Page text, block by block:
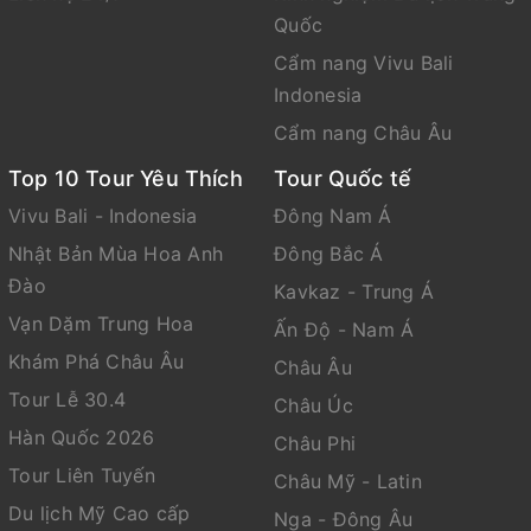
Trẻ em dưới 14 tuổi đi cùng bố mẹ phải mang theo
giấy khai sinh, nếu không đi cùng bố mẹ phải có
giấy ủy quyền do phường, xã cấp và phải có dấu
Hiện nay Trung Quốc có nhiều điểm thăm quan số
lượng có hạn, đặc biệt là Cố Cung. Nếu không thể
lấy vé Cố Cung thì sẽ thay bằng Cung Vương Phủ
YÊU CẦU KHÁCH ĐỔI HỘ CHIẾU MỚI
Ký sai vị trí hộ chiếu
Hộ chiếu không còn đủ hạn 6 tháng tính đến ngày
kết thúc tour
Quốc
Cẩm nang Vivu Bali
Indonesia
Cẩm nang Châu Âu
Top 10 Tour Yêu Thích
Vivu Bali - Indonesia
Nhật Bản Mùa Hoa Anh
Đào
Vạn Dặm Trung Hoa
Khám Phá Châu Âu
Tour Lễ 30.4
Hàn Quốc 2026
Tour Liên Tuyến
Du lịch Mỹ Cao cấp
Tour Quốc tế
Đông Nam Á
Đông Bắc Á
Kavkaz - Trung Á
Ấn Độ - Nam Á
Châu Âu
Châu Úc
Châu Phi
Châu Mỹ - Latin
Nga - Đông Âu